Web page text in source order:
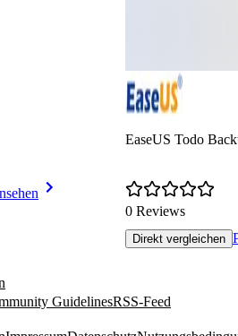
EaseUS Todo
0 Reviews
Direkt vergleichen
GuidelinesRSS-Feed